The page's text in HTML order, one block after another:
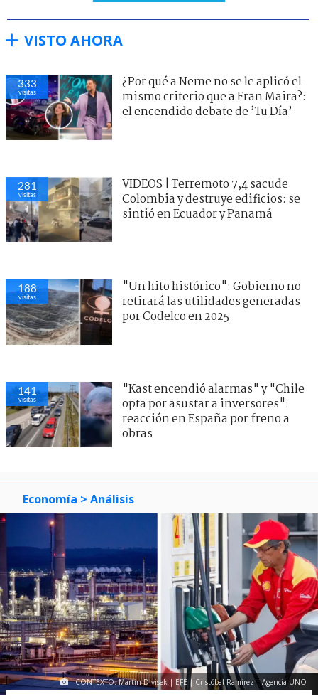
VISTO AHORA
333
visitas
¿Por qué a Neme no se le aplicó el
mismo criterio que a Fran Maira?:
el encendido debate de ’Tu Día’
281
visitas
VIDEOS | Terremoto 7,4 sacude
Colombia y destruye edificios: se
sintió en Ecuador y Panamá
188
visitas
"Un hito histórico": Gobierno no
retirará las utilidades generadas
por Codelco en 2025
141
visitas
"Kast encendió alarmas" y "Chile
opta por asustar a inversores":
reacción en España por freno a
obras
Economía > Análisis
CONTEXTO: Martin Divisek | EFE | Cristóbal Ramirez | Agencia UNO